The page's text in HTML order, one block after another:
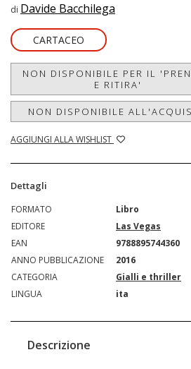
di Davide Bacchilega
CARTACEO
NON DISPONIBILE PER IL
E RITIRA'
NON DISPONIBILE
AGGIUNGI ALLA WISHLIST
Dettagli
FORMATO
Libro
EDITORE
Las Vegas
EAN
9788895744360
ANNO PUBBLICAZIONE
2016
CATEGORIA
Gialli e thriller
LINGUA
ita
Descrizione